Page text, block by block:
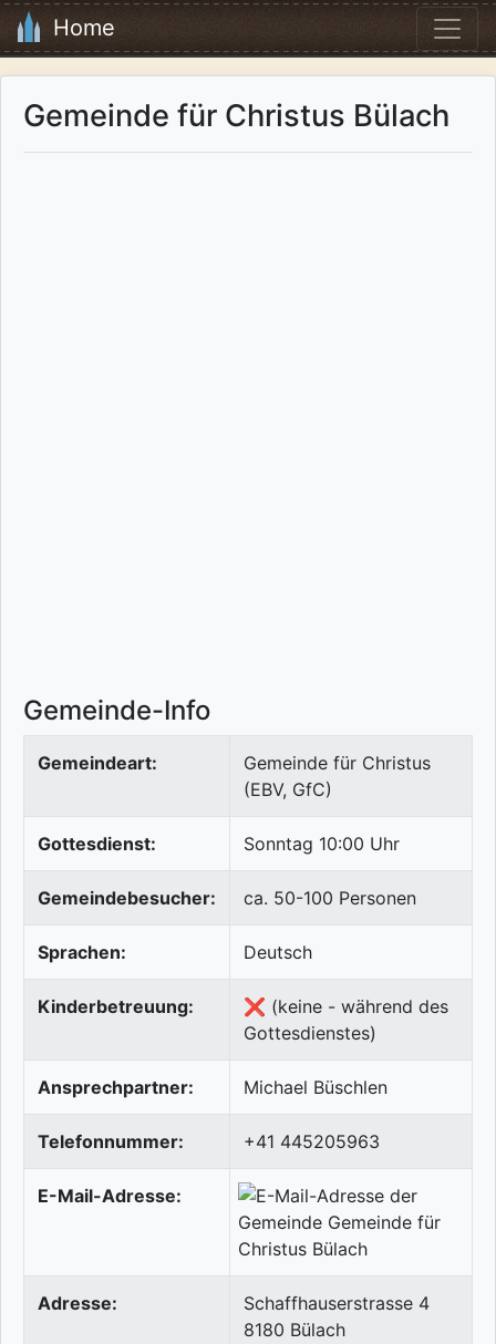
Home
Gemeinde für Christus Bülach
Gemeinde-Info
Gemeindeart:
Gemeinde für Christus
(EBV, GfC)
Gottesdienst: Sonntag 10:00 Uhr
Gemeindebesucher: ca. 50-100 Personen
Sprachen: Deutsch
Kinderbetreuung:
❌ (keine - während des
Gottesdienstes)
Ansprechpartner: Michael Büschlen
Telefonnummer: +41 445205963
E-Mail-Adresse:
Adresse:
Schaffhauserstrasse 4
8180 Bülach